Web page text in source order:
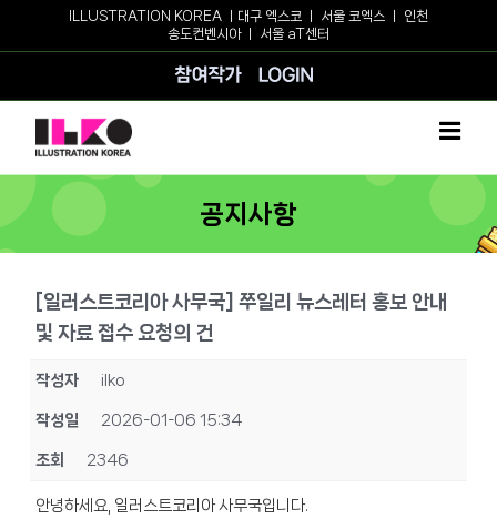
ILLUSTRATION KOREA ㅣ 대구 엑스코 서울 코엑스
인천
송도컨벤시아ㅣ 서울 aT센터
참여작가
공지사항
[일러스트코리아 사무국] 쭈일리 뉴스레터 홍보 안내
및 자료 접수 요청의 건
작성자 ilko
작성일 2026-01-06 15:34
조회 2346
안녕하세요, 일러스트코리아 사무국입니다.